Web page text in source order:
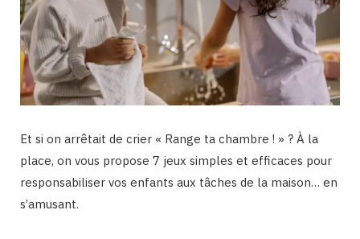
Et si on arrêtait de crier « Range ta chambre ! » ? À la
place, on vous propose 7 jeux simples et efficaces pour
responsabiliser vos enfants aux tâches de la maison… en
s’amusant.